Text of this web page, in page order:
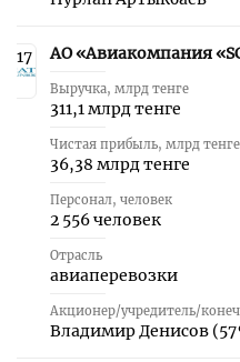
17 АО «Авиакомпания
Выручка, млрд тенге
311,1 млрд тенге
Чистая прибыль, млрд тенге
36,38 млрд тенге
Персонал, человек
2 556 человек
Отрасль
авиаперевозки
Акционер/учредитель/
Владимир Денисов